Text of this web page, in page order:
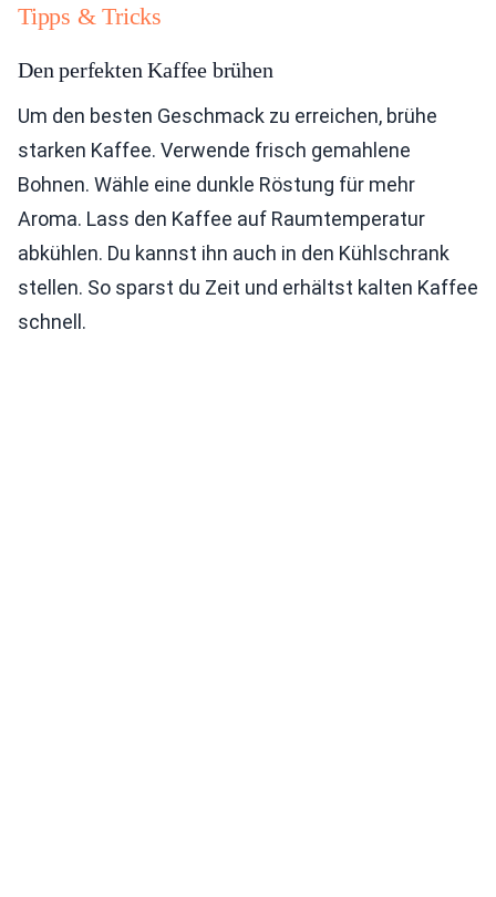
Tipps & Tricks
Den perfekten Kaffee brühen
Um den besten Geschmack zu erreichen, brühe
starken Kaffee. Verwende frisch gemahlene
Bohnen. Wähle eine dunkle Röstung für mehr
Aroma. Lass den Kaffee auf Raumtemperatur
abkühlen. Du kannst ihn auch in den Kühlschrank
stellen. So sparst du Zeit und erhältst kalten Kaffee
schnell.